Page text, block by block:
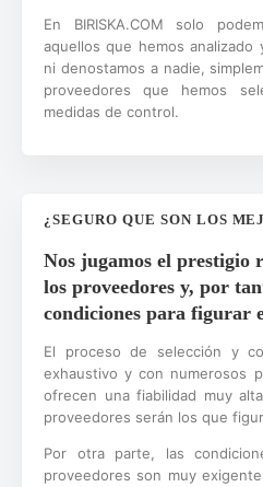
En BIRISKA.COM solo
aquellos que hemos analizado
ni denostamos a nadie,
proveedores que hemos
medidas de control.
¿SEGURO QUE SON LOS
Nos jugamos el prestigio
los proveedores y, por
condiciones para figurar
El proceso de selección y
exhaustivo y con numerosos
ofrecen una fiabilidad muy
proveedores serán los que
Por otra parte, las
proveedores son muy